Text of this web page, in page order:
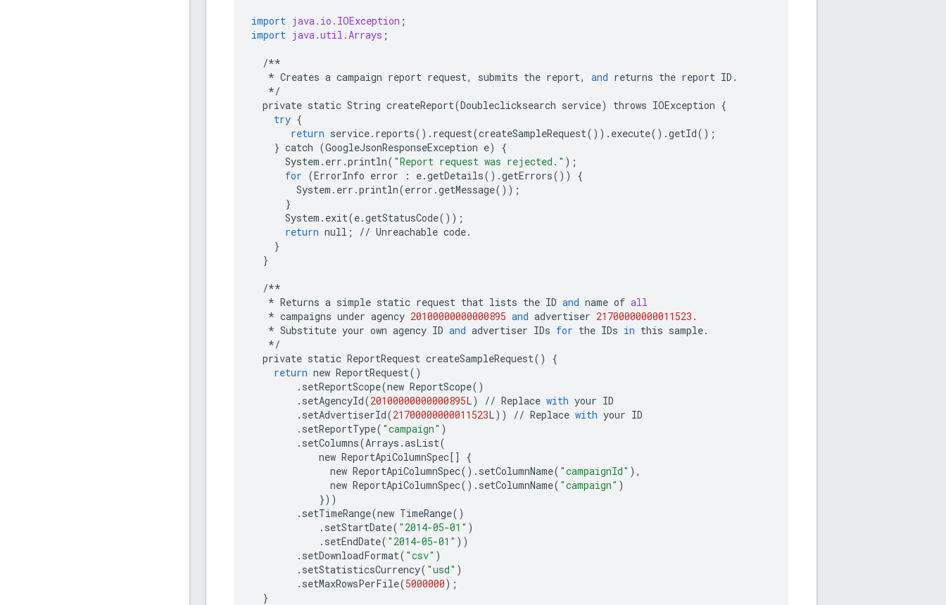
import java.io.IOException ;
import java.util.Arrays ;
/**
* Creates a campaign report request, submits the report, and returns the report ID .
*/
private static String createReport(Doubleclicksearch service) throws IOException {
try {
return service. reports() . request(createSampleRequest()) . execute() .getId();
} catch (GoogleJsonResponseException e)
{
System . err .println( "Report request was rejected." );
for (ErrorInfo error : e.getDetails() .getErrors())
{
System . err .println(error .getMessage());
}
System . exit(e.getStatusCode());
return null ; // Unreachable code.
}
}
/**
* Returns a simple static request that lists the ID and name of all
* campaigns under agency 20100000000000895 and advertiser 21700000000011523.
* Substitute your own agency ID and advertiser IDs for the IDs in this sample.
*/
private static ReportRequest createSampleRequest()
{
return new ReportRequest()
. setReportScope(new ReportScope()
. setAgencyId(20100000000000895L) // Replace with your ID
. setAdvertiserId(21700000000011523L)) // Replace with your ID
. setReportType( "campaign" )
. setColumns(Arrays .asList(
new ReportApiColumnSpec[]
{
new ReportApiColumnSpec() . setColumnName( "campaignId" ),
new ReportApiColumnSpec() . setColumnName( "campaign" )
}))
. setTimeRange(new TimeRange()
. setStartDate( "2014-05-01" )
. setEndDate( "2014-05-01" ))
. setDownloadFormat( "csv" )
. setStatisticsCurrency( "usd" )
. setMaxRowsPerFile(5000000);
}